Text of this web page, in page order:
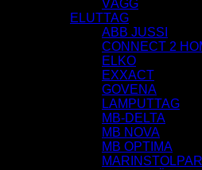
VÄGG
ELUTTAG
ABB JUSSI
CONNECT 2
ELKO
EXXACT
GOVENA
LAMPUTTAG
MB-DELTA
MB NOVA
MB OPTIMA